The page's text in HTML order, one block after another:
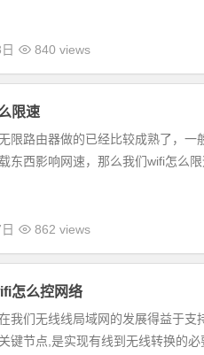
840 views
限速
限路由器做的已经比较成熟了，
东西影响网速，那么我们wifi怎
862 views
怎么控网络
们无线线局域网的发展得益于支
键节点,是实现有线到无线转换的